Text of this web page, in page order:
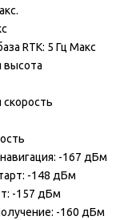
RTK: 5 Гц Макс
высота
скорость
-167 дБм
-148 дБм
-157 дБм
-160 дБм